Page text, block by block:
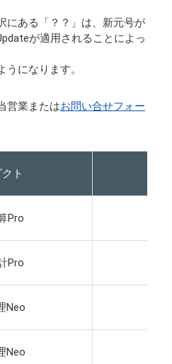
にある「？？」は、新元号が
が適用されることによっ
になります。
営業またはお問い合せフォー
ト
Pro
Pro
Neo
Neo